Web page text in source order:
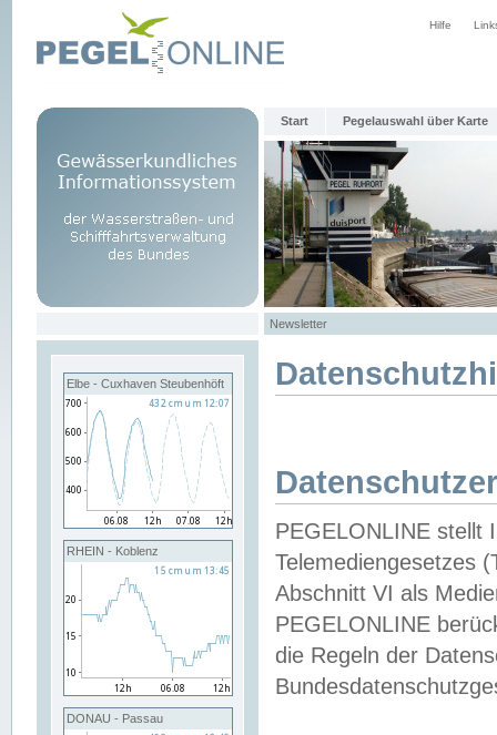
Hilfe
Start Pegelauswahl über Karte
Newsletter
Elbe - Cuxhaven Steubenhöft
RHEIN - Koblenz
DONAU - Passau
PEGELONLINE stellt
Telemediengesetzes
Abschnitt VI als
PEGELONLINE
die Regeln der